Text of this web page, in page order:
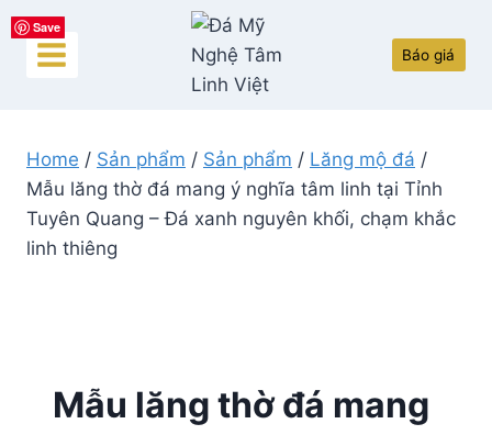
Skip
to
content
Báo giá
Home / Sản phẩm / Sản phẩm / Lăng mộ đá /
Mẫu lăng thờ đá mang ý nghĩa tâm linh tại Tỉnh
Tuyên Quang – Đá xanh nguyên khối, chạm khắc
linh thiêng
Save
Mẫu lăng thờ đá mang
Save
Save
Save
Save